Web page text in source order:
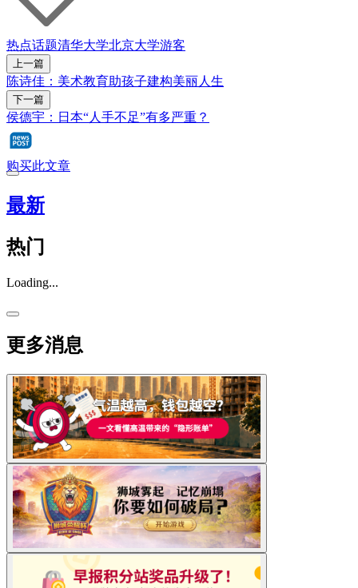
热点话题清华大学北京大学游客
上一篇
陈诗佳：美术教育助孩子建构美丽人生
下一篇
侯德宇：日本“人手不足”有多严重？
购买此文章
最新
热门
Loading...
更多消息